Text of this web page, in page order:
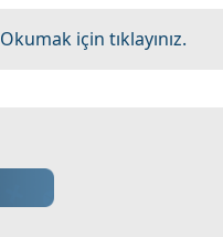
Okumak için tıklayınız.